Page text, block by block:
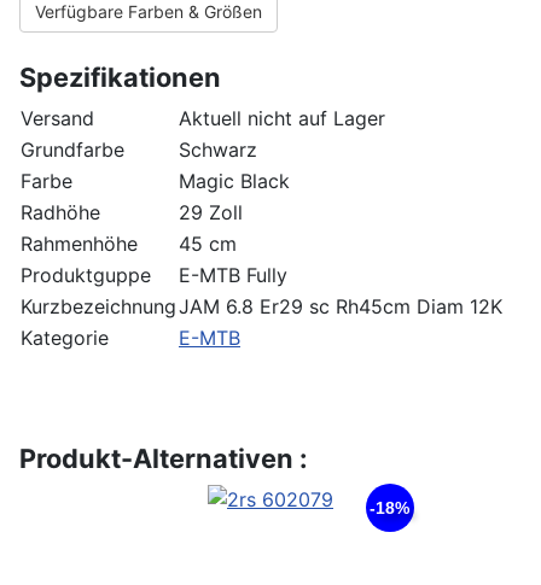
Verfügbare Farben & Größen
Spezifikationen
Versand
Aktuell nicht auf Lager
Grundfarbe
Schwarz
Farbe
Magic Black
Radhöhe
29 Zoll
Rahmenhöhe
45 cm
Produktguppe
E-MTB Fully
KurzbezeichnungJAM 6.8 Er29 sc Rh45cm Diam 12K
Kategorie
E-MTB
Produkt-Alternativen :
-18%